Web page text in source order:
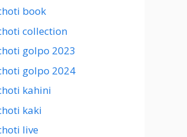
book
collection
golpo 2023
golpo 2024
kahini
kaki
live